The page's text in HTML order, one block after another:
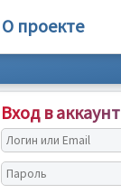
О проекте
Вход в аккаунт